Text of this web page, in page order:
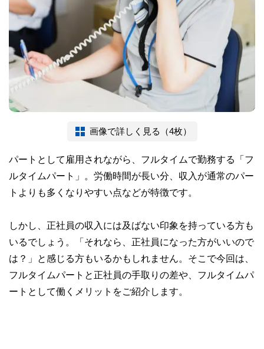
画像で詳しく見る（4枚）
パートとして雇用されながら、フルタイムで勤務する「フ
ルタイムパート」。労働時間が長い分、収入が通常のパー
トよりも多くなりやすい点などが特徴です。
しかし、正社員の収入には及ばない印象を持っている方も
いるでしょう。「それなら、正社員になった方がいいので
は？」と感じる方もいるかもしれません。そこで今回は、
フルタイムパートと正社員の手取りの差や、フルタイムパ
ートとして働くメリットをご紹介します。